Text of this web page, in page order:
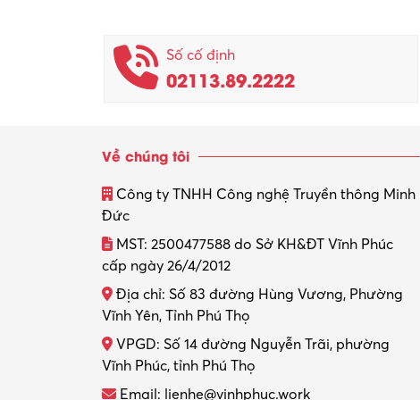
Số cố định
02113.89.2222
Về chúng tôi
Công ty TNHH Công nghệ Truyền thông Minh
Đức
MST: 2500477588 do Sở KH&ĐT Vĩnh Phúc
cấp ngày 26/4/2012
Địa chỉ: Số 83 đường Hùng Vương, Phường
Vĩnh Yên, Tỉnh Phú Thọ
VPGD: Số 14 đường Nguyễn Trãi, phường
Vĩnh Phúc, tỉnh Phú Thọ
Email: lienhe@vinhphuc.work